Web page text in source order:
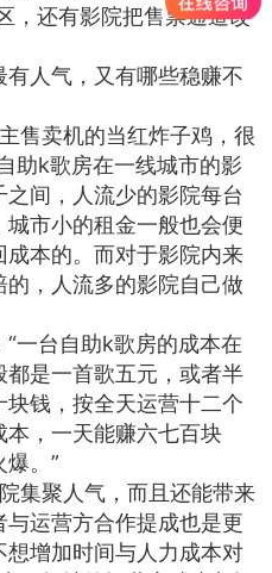
，还有影院把售票通道改
人气，又有哪些稳赚不
售卖机的当红炸子鸡，很
助k歌房在一线城市的影
间，人流少的影院每台
市小的租金一般也会便
本的。而对于影院内来
，人流多的影院自己做
一台自助k歌房的成本在
是一首歌五元，或者半
钱，按全天运营十二个
，一天能赚六七百块
。”
集聚人气，而且还能带来
运营方合作提成也是更
增加时间与人力成本对